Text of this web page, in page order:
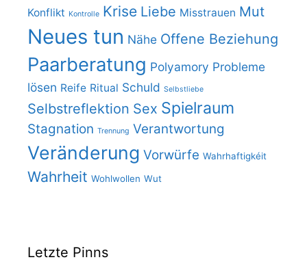
Konflikt Kontrolle Krise Liebe Misstrauen Mut
Neues tun Nähe Offene Beziehung
Paarberatung Polyamory Probleme
lösen Reife Ritual Schuld Selbstliebe
Selbstreflektion Sex Spielraum
Stagnation Trennung Verantwortung
Veränderung Vorwürfe Wahrhaftigkéit
Wahrheit Wohlwollen Wut
Letzte Pinns